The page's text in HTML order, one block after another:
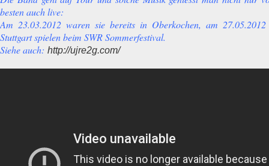
besten auch live:
Am 23.03.2012 waren sie bereits in Oberkochen, am
Stuttgart spielen beim SWR Sommerfestival.
Siehe auch: http://ujre2g.com/